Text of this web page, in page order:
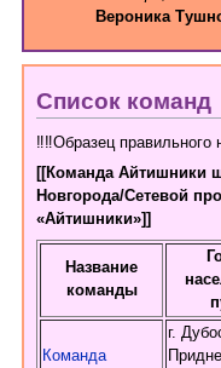
Вероника
Список команд
‼‼Образец правильного
[[Команда Айтишники
Новгорода/Сетевой
«Айтишники»]]
Название
команды
Команда
г.